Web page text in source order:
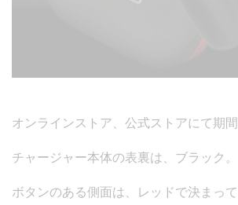
オンラインストア、公式ストアにて期間
チャージャー本体の表裏は、ブラック。
ボタンのある側面は、レッドで決まって